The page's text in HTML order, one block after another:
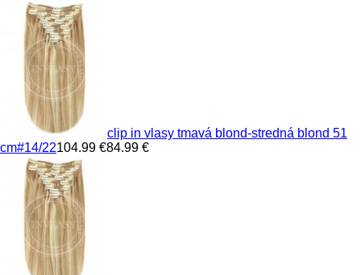
clip in vlasy tmavá blond-stredná blond 51
cm#14/22104.99 €84.99 €